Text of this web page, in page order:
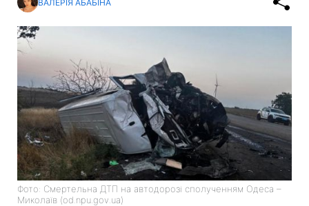
ВАЛЕРІЯ АБАБІНА
Фото: Смертельна ДТП на автодорозі сполученням Одеса –
Миколаїв (od.npu.gov.ua)